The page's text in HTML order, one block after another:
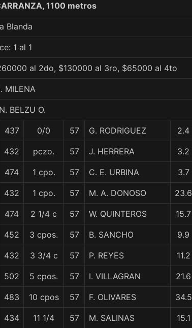
1100 metros
Blanda
1 al 1
al 2do, $130000 al 3ro, $65000 al 4to
MILENA
BELZU O.
437 0/0 57 G. RODRIGUEZ 2.4
432 pczo. 57 J. HERRERA 3.2
474 1 cpo. 57 C. E. URBINA 3.7
432 1 cpo. 57 M. A. DONOSO 23.6
474 2 1/4 c 57 W. QUINTEROS 15.7
452 3 cpos. 57 B. SANCHO 9.9
432 3 3/4 c 57 P. REYES 11.2
502 5 cpos. 57 I. VILLAGRAN 21.6
483 10 cpos 57 F. OLIVARES 34.5
434 11 1/4 57 M. SALINAS 15.1